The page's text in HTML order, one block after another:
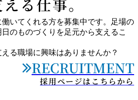
いてくれる方を募集中です。足場の
のものづくりを足元から支えるこ
る職場に興味はありませんか？
RECRUITMENT
採用ページはこちらから